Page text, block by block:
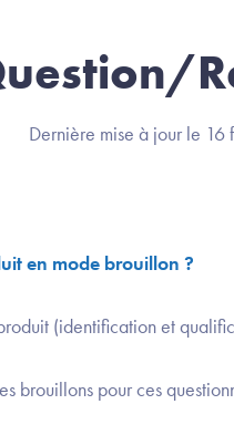
Dernière mise à jour le
en mode brouillon ?
(identification et
brouillons pour ces